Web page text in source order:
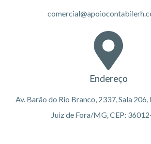
Endereço
Av. Barão do Rio Branco, 2337, Sala
Juiz de Fora/MG, CEP: